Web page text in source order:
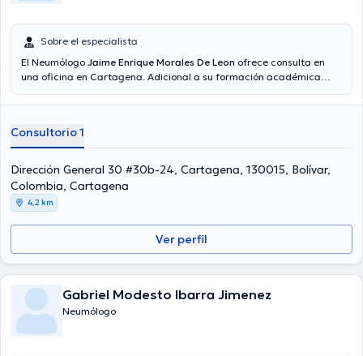
Sobre el especialista
El Neumólogo Jaime Enrique Morales De Leon ofrece consulta en
una oficina en Cartagena. Adicional a su formación académica
especialidad. El médico lleva más de años de experiencia laboral en
miembro de diversas asociaciones médicas. Jaime Enrique Morales
De Leon ha colaborado en cuantiosas conferencias con miras a
tener una formación continua en su temática de especialización y
ha difundido numerosas ediciones. Español es el idioma principal
usados por el médico.
Consultorio 1
Dirección General 30 #30b-24, Cartagena, 130015, Bolívar,
Colombia, Cartagena
4,2 km
Ver perfil
Gabriel Modesto Ibarra Jimenez
Neumólogo